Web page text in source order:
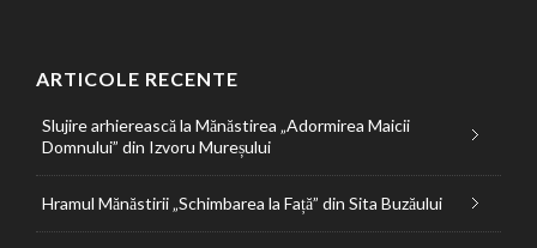
ARTICOLE RECENTE
Slujire arhierească la Mănăstirea „Adormirea Maicii
Domnului” din Izvoru Mureșului
Hramul Mănăstirii „Schimbarea la Față” din Sita Buzăului